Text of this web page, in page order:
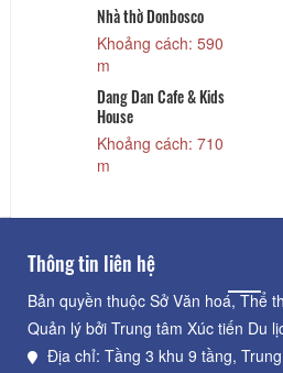
Nhà thờ Donbosco
Khoảng cách: 590
m
Dang Dan Cafe & Kids
House
Khoảng cách: 710
m
Thông tin liên hệ
Bản quyền thuộc Sở Văn hoá, Thể
Quản lý bởi Trung tâm Xúc tiến Du
Địa chỉ: Tầng 3 khu 9 tầng,